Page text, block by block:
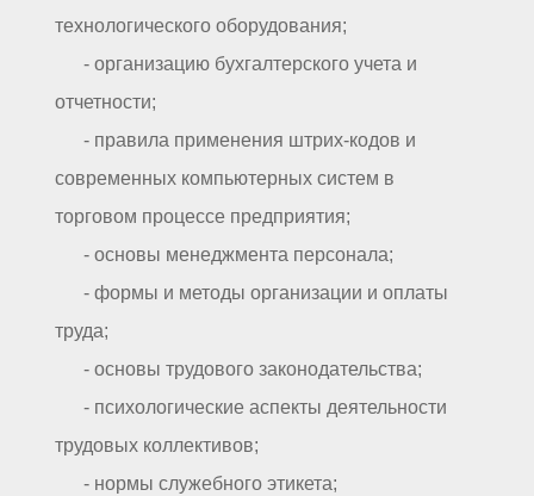
технологического оборудования;
- организацию бухгалтерского учета и
отчетности;
- правила применения штрих-кодов и
современных компьютерных систем в
торговом процессе предприятия;
- основы менеджмента персонала;
- формы и методы организации и оплаты
труда;
- основы трудового законодательства;
- психологические аспекты деятельности
трудовых коллективов;
- нормы служебного этикета;